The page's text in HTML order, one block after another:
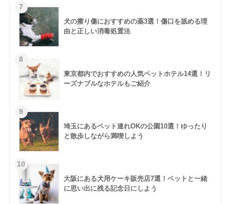
犬の擦り傷におすすめの薬3選！傷口を舐める理
由と正しい消毒処置法
東京都内でおすすめの人気ペットホテル14選！リ
ーズナブルなホテルもご紹介
埼玉にあるペット連れOKの公園10選！ゆったり
と散歩しながら満喫しよう
大阪にある犬用ケーキ販売店7選！ペットと一緒
に思い出に残る記念日にしよう